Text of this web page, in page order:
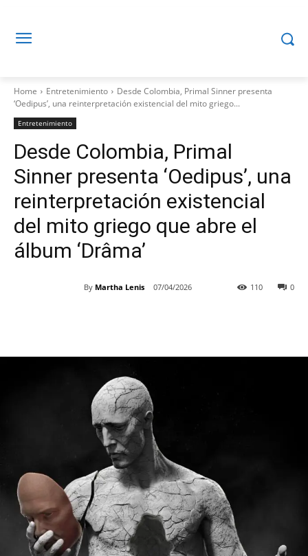
Home Entretenimiento
Desde Colombia, Primal Sinner presenta
‘Oedipus’, una reinterpretación existencial del mito griego...
Entretenimiento
Desde Colombia, Primal
Sinner presenta ‘Oedipus’, una
reinterpretación existencial
del mito griego que abre el
álbum ‘Drâma’
By Martha Lenis 07/04/2026 0
110